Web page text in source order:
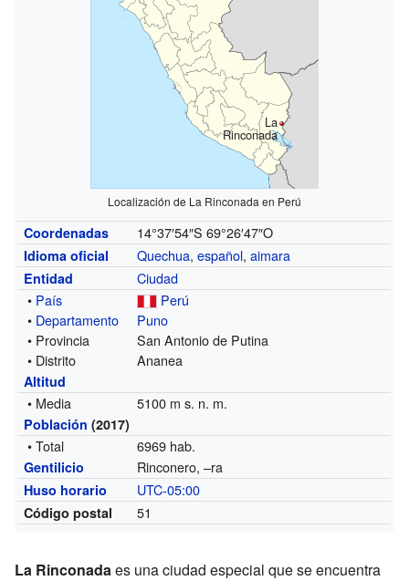
La
Rinconada
Localización de La Rinconada en Perú
Coordenadas 14°37′54″S 69°26′47″O
Idioma oficial Quechua,español,aimara
Entidad
Ciudad
• País
Perú
• Departamento
Puno
• Provincia
San Antonio de Putina
• Distrito
Ananea
Altitud
• Media 5100 m s. n. m.
Población (2017)
• Total 6969 hab.
Gentilicio Rinconero, –ra
Huso horario UTC-05:00
Código postal 51
La Rinconadaes una ciudad especial que se encuentra